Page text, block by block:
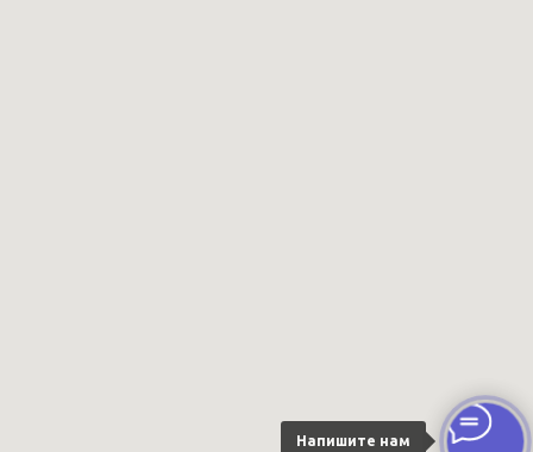
Напишите нам